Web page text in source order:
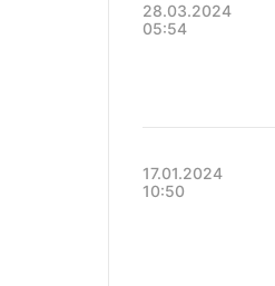
28.03.2024
05:54
17.01.2024
10:50